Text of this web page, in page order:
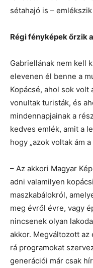
sétahajó is –
Régi fényképek őrzik
Gabriellának nem kell
elevenen él benne a
Kopácsé, ahol sok volt
vonultak turisták, és
mindennapjainak a
kedves emlék, amit a
hogy „azok voltak ám
– Az akkori Magyar
adni valamilyen
maszkabálokról,
meg évről évre, vagy
nincsenek olyan
akkor. Megváltozott
rá programokat
generációi már csak